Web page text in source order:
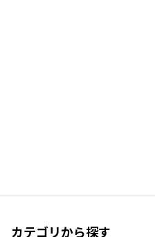
カテゴリから探す